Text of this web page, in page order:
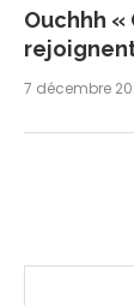
Ouchhh
7 décembre